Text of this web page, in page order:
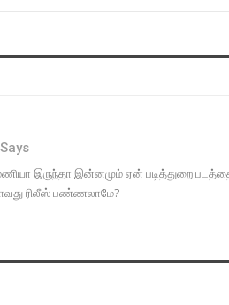
Says
இருந்தா இன்னமும் ஏன் படித்துறை
ரிலீஸ் பண்ணலாமே?